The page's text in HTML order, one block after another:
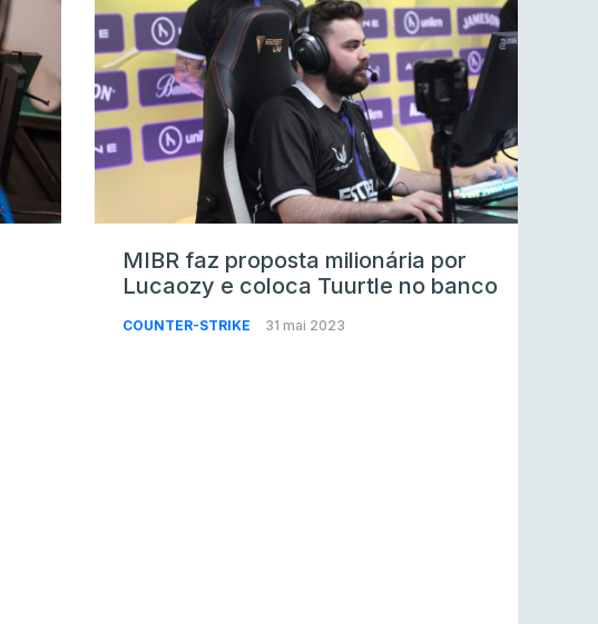
MIBR faz proposta milionária por
Lucaozy e coloca Tuurtle no banco
COUNTER-STRIKE 31 mai 2023